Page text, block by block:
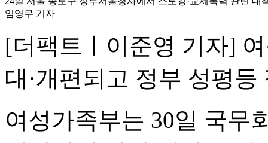
임영무 기자
[더팩트ㅣ이준영 기자]
대·개편되고 정부 성평
여성가족부는 30일 국무